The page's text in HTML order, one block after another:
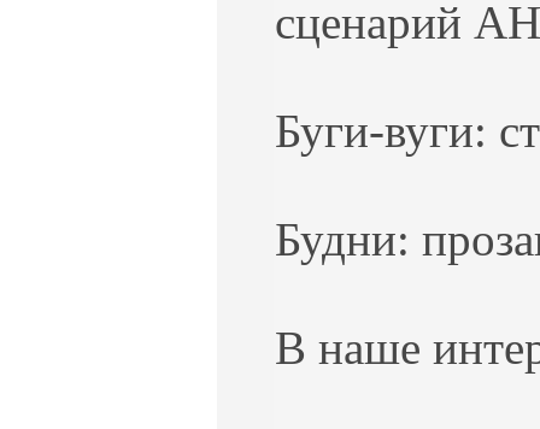
сценарий
Буги-вуги:
Будни:
В наше